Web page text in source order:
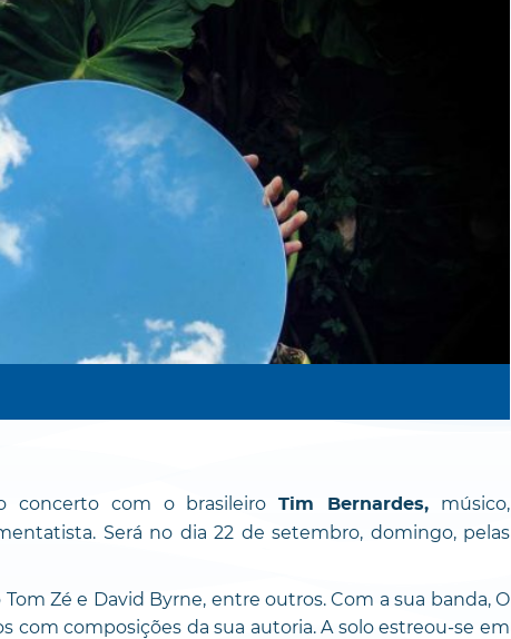
concerto com o brasileiroTim Bernardes,
músico,
Será no dia 22 de setembro, domingo, pelas
Zé e David Byrne, entre outros. Com a sua banda, O
com composições da sua autoria. A solo estreou-se em